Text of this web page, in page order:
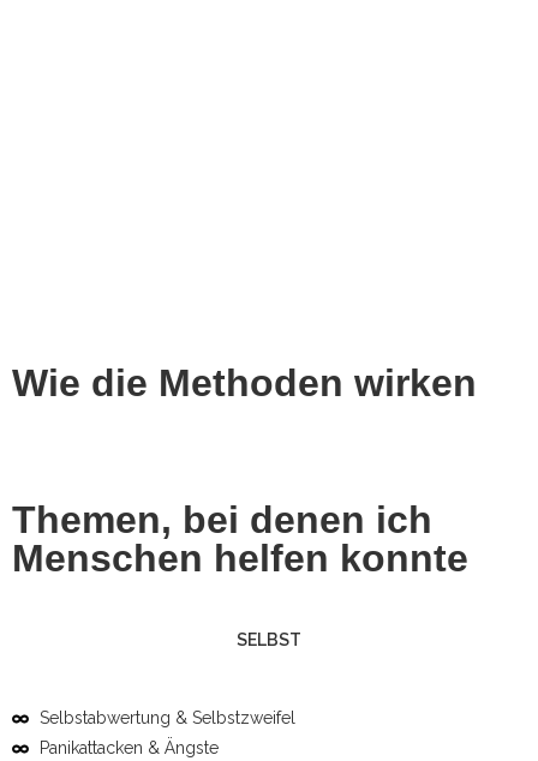
Wie die Methoden wirken
Themen, bei denen ich
Menschen helfen konnte
SELBST
Selbstabwertung & Selbstzweifel
Panikattacken & Ängste